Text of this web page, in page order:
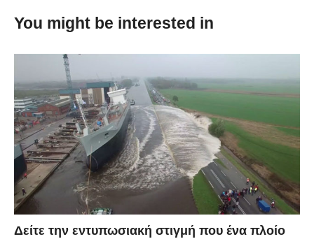
θαυμάσετε την απίστευτη θέα που έχει το Ντουμπάι
την ανάσα σας!
via
You might be interested in
Δείτε την εντυπωσιακή στιγμή που ένα πλοίο